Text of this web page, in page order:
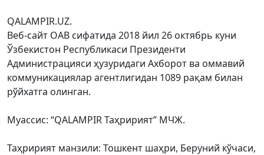
QALAMPIR.UZ.
Веб-сайт ОАВ сифатида 2018 йил 26 октябрь куни
Ўзбекистон Республикаси Президенти
Администрацияси ҳузуридаги Ахборот ва оммавий
коммуникациялар агентлигидан 1089 рақам билан
рўйхатга олинган.
Муассис: “QALAMPIR Таҳририят” МЧЖ.
Таҳририят манзили: Тошкент шаҳри, Беруний кўчаси,